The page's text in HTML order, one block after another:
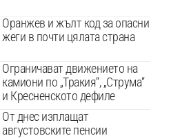
Оранжев и жълт код за опасни
жеги в почти цялата страна
Ограничават движението на
камиони по „Тракия“, „Струма“
и Кресненското дефиле
От днес изплащат
августовските пенсии